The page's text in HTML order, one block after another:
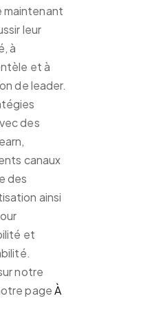
maintenant
leur
à
et à
de leader.
des
canaux
des
ainsi
et
notre
pageÀ